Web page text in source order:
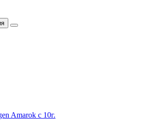
Amarok с 10г.